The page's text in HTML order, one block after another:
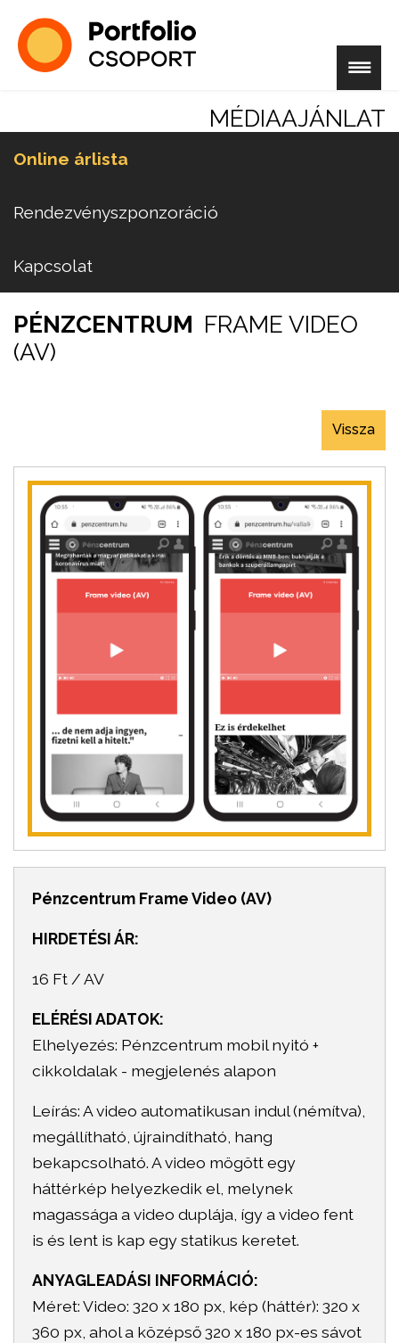
MÉDIAAJÁNLAT
Online árlista
Rendezvényszponzoráció
Kapcsolat
PÉNZCENTRUM FRAME VIDEO
(AV)
Vissza
Pénzcentrum Frame Video (AV)
HIRDETÉSI ÁR:
16 Ft / AV
ELÉRÉSI ADATOK:
Elhelyezés: Pénzcentrum mobil nyitó +
cikkoldalak - megjelenés alapon
Leírás: A video automatikusan indul (némítva),
megállítható, újraindítható, hang
bekapcsolható. A video mögött egy
háttérkép helyezkedik el, melynek
magassága a video duplája, így a video fent
is és lent is kap egy statikus keretet.
ANYAGLEADÁSI INFORMÁCIÓ:
Méret: Video: 320 x 180 px, kép (háttér): 320 x
360 px, ahol a középső 320 x 180 px-es sávot